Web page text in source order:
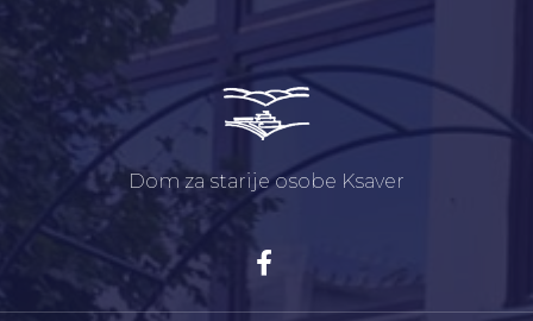
Dom za starije osobe Ksaver